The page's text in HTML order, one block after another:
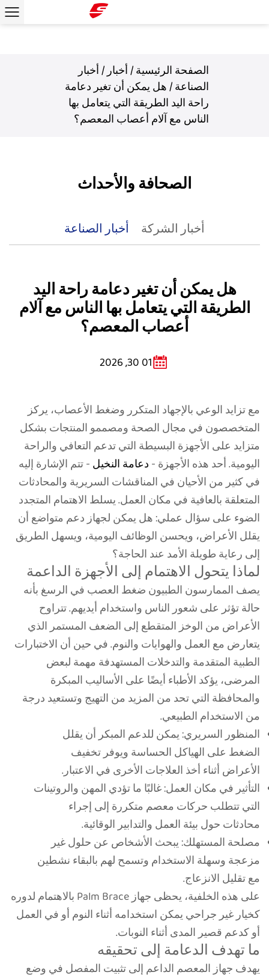
الصفحة الرئيسية/أخبار/أخبار
الصناعة/هل يمكن أن تغير دعامة
راحة اليد الطريقة التي يتعامل بها
الناس مع آلام أعصاب المعصم؟
الصحافة والأحداث
أخبار الشركة أخبار الصناعة
هل يمكن أن تغير دعامة راحة اليد
الطريقة التي يتعامل بها الناس مع آلام
أعصاب المعصم؟
01 30, 2026
مع تزايد الوعي بالإجهاد المتكرر وضغط الأعصاب، يركز
المتخصصون في مجال الصحة ومصممو المنتجات بشكل
متزايد على الأجهزة البسيطة التي تدعم التعافي والراحة
اليومية. أحد هذه الأجهزة - دعامة النخيل - تتم الإشارة إليه
في كثير من الأحيان في المناقشات السريرية والمحادثات
المتعلقة بالعافية في مكان العمل. يسلط الاهتمام المتجدد
الضوء على سؤال عملي: هل يمكن لجهاز دعم متواضع أن
يقلل الأعراض، ويحسن الوظائف اليومية، ويسهل الطريق
إلى رعاية طويلة الأمد عند الحاجة؟
لماذا يتحول الاهتمام إلى الأجهزة الداعمة
يصف الممارسون الطبيون ضغط العصب في الرسغ بأنه
حالة تؤثر على شعور الناس واستخدام أيديهم. تتراوح
الأعراض من الوخز المتقطع إلى الضعف المستمر الذي
يتعارض مع العمل والهوايات والنوم. في حين أن الاختبارات
الطبية المتقدمة والتدخلات المستهدفة مهمة لبعض
المرضى، يؤكد الأطباء أيضًا على الأساليب المبكرة
والمحافظة التي تحد من المزيد من التهيج وتستعيد درجة
من الاستخدام الطبيعي.
المنظور السريري: يمكن للدعم المبكر أن يقلل
الضغط على الهياكل الحساسة ويوفر تخفيف
الأعراض أثناء أخذ العلاجات الأخرى في الاعتبار.
التأثير في مكان العمل: غالبًا ما تؤدي المهن والروتينات
التي تتطلب حركات معصم متكررة إلى إجراء
محادثات حول بيئة العمل والتدابير الوقائية.
مصلحة المستهلك: يبحث الأشخاص عن حلول غير
مزعجة وسهلة الاستخدام وتسمح لهم بالبقاء نشطين
مع تقليل الانزعاج.
على هذه الخلفية، يحظى جهاز Palm Brace بالاهتمام لدوره
كخيار غير جراحي يمكن استخدامه أثناء النوم أو في العمل
أو كدعم قصير المدى أثناء النوبات.
ما تهدف الدعامة إلى تحقيقه
يهدف جهاز المعصم الداعم إلى تثبيت المفصل في وضع